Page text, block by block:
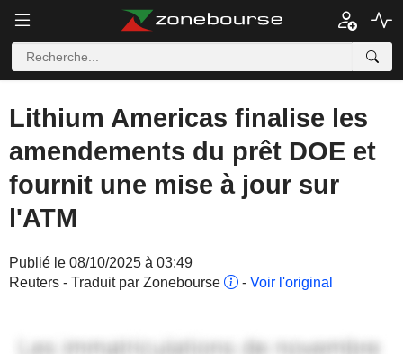
Lithium Americas finalise les
amendements du prêt DOE et
fournit une mise à jour sur
l'ATM
Publié le 08/10/2025 à 03:49
Reuters - Traduit par Zonebourse
- Voir l'original